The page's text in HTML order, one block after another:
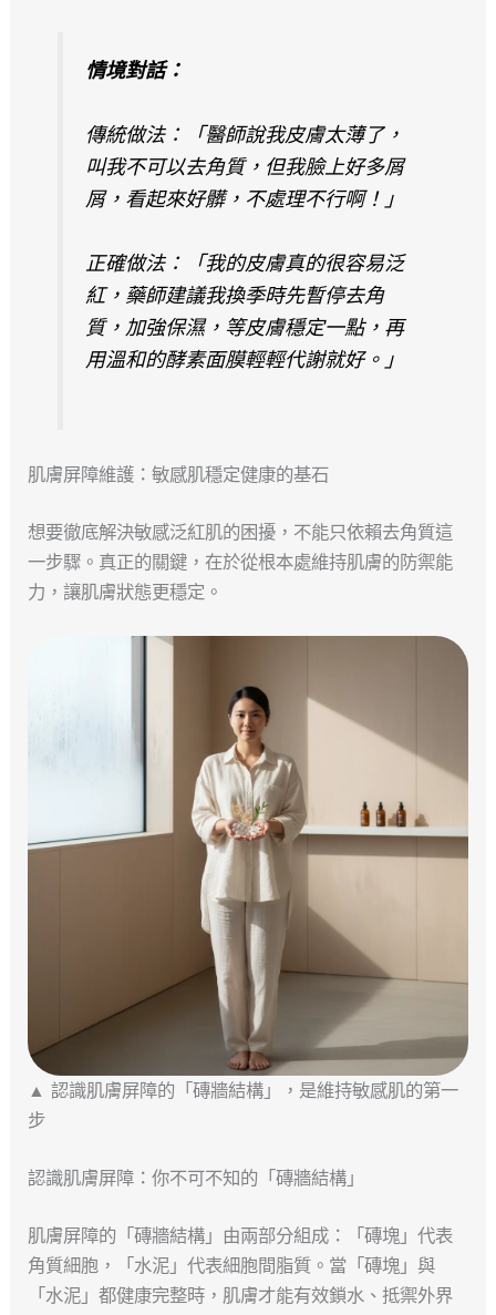
情境對話：
傳統做法：「醫師說我皮膚太薄了，
叫我不可以去角質，但我臉上好多屑
屑，看起來好髒，不處理不行啊！」
正確做法：「我的皮膚真的很容易泛
紅，藥師建議我換季時先暫停去角
質，加強保濕，等皮膚穩定一點，再
用溫和的酵素面膜輕輕代謝就好。」
肌膚屏障維護：敏感肌穩定健康的基石
想要徹底解決敏感泛紅肌的困擾，不能只依賴去角質這
一步驟。真正的關鍵，在於從根本處維持肌膚的防禦能
力，讓肌膚狀態更穩定。
▲ 認識肌膚屏障的「磚牆結構」，是維持敏感肌的第一
步
認識肌膚屏障：你不可不知的「磚牆結構」
肌膚屏障的「磚牆結構」由兩部分組成：「磚塊」代表
角質細胞，「水泥」代表細胞間脂質。當「磚塊」與
「水泥」都健康完整時，肌膚才能有效鎖水、抵禦外界